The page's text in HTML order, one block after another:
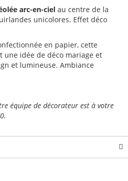
arc-en-ciel au centre de la
unicolores. Effet déco
en papier, cette
une idée de déco mariage et
et lumineuse. Ambiance
équipe de décorateur est à votre